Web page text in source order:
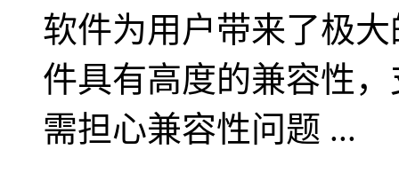
软件为用户带来了极
件具有高度的兼容性
需担心兼容性问题 ...